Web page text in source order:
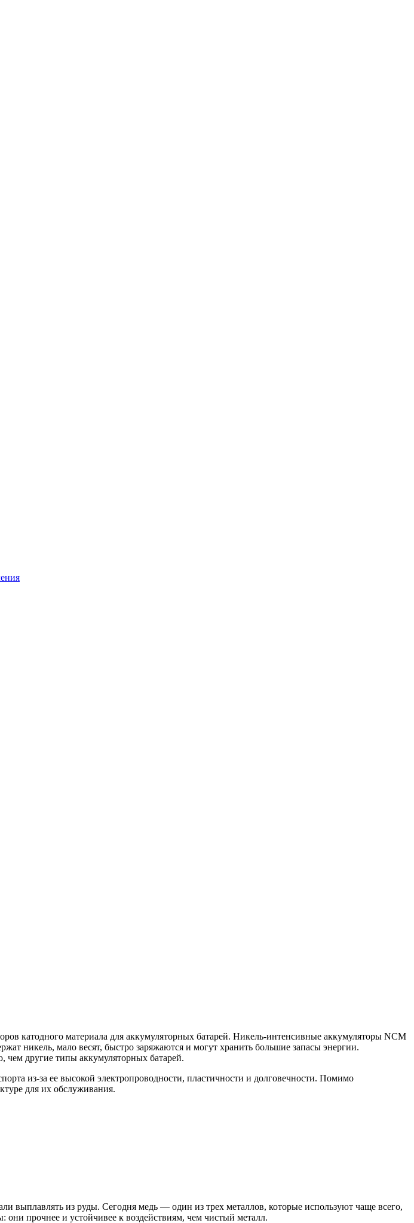
катодного материала для аккумуляторных батарей. Никель-интенсивные аккумуляторы NCM
никель, мало весят, быстро заряжаются и могут хранить большие запасы энергии.
другие типы аккумуляторных батарей.
из-за ее высокой электропроводности, пластичности и долговечности. Помимо
для их обслуживания.
выплавлять из руды. Сегодня медь — один из трех металлов, которые используют чаще всего,
прочнее и устойчивее к воздействиям, чем чистый металл.